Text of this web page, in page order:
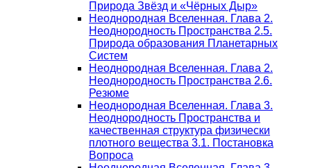
Природа Звёзд и «Чёрных Дыр»
Неоднородная Вселенная. Глава 2.
Неоднородность Пространства 2.5.
Природа образования Планетарных
Систем
Неоднородная Вселенная. Глава 2.
Неоднородность Пространства 2.6.
Резюме
Неоднородная Вселенная. Глава 3.
Неоднородность Пространства и
качественная структура физически
плотного вещества 3.1. Постановка
Вопроса